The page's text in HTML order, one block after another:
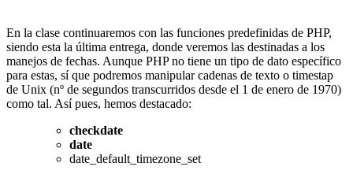
En la clase continuaremos con las funciones predefinidas de PHP,
siendo esta la última entrega, donde veremos las destinadas a los
manejos de fechas. Aunque PHP no tiene un tipo de dato específico
para estas, sí que podremos manipular cadenas de texto o timestap
de Unix (nº de segundos transcurridos desde el 1 de enero de 1970)
como tal. Así pues, hemos destacado:
checkdate
date
date_default_timezone_set